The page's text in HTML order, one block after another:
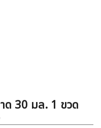
าด 30 มล. 1 ขวด